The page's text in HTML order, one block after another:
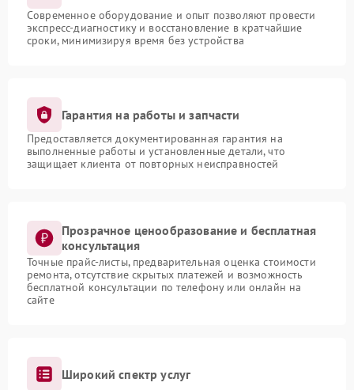
Современное оборудование и опыт позволяют провести
экспресс-диагностику и восстановление в кратчайшие
сроки, минимизируя время без устройства
Гарантия на работы и запчасти
Предоставляется документированная гарантия на
выполненные работы и установленные детали, что
защищает клиента от повторных неисправностей
Прозрачное ценообразование и бесплатная
консультация
Точные прайс-листы, предварительная оценка стоимости
ремонта, отсутствие скрытых платежей и возможность
бесплатной консультации по телефону или онлайн на
сайте
Широкий спектр услуг